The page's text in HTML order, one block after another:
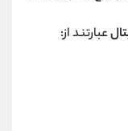
عبارتند از: